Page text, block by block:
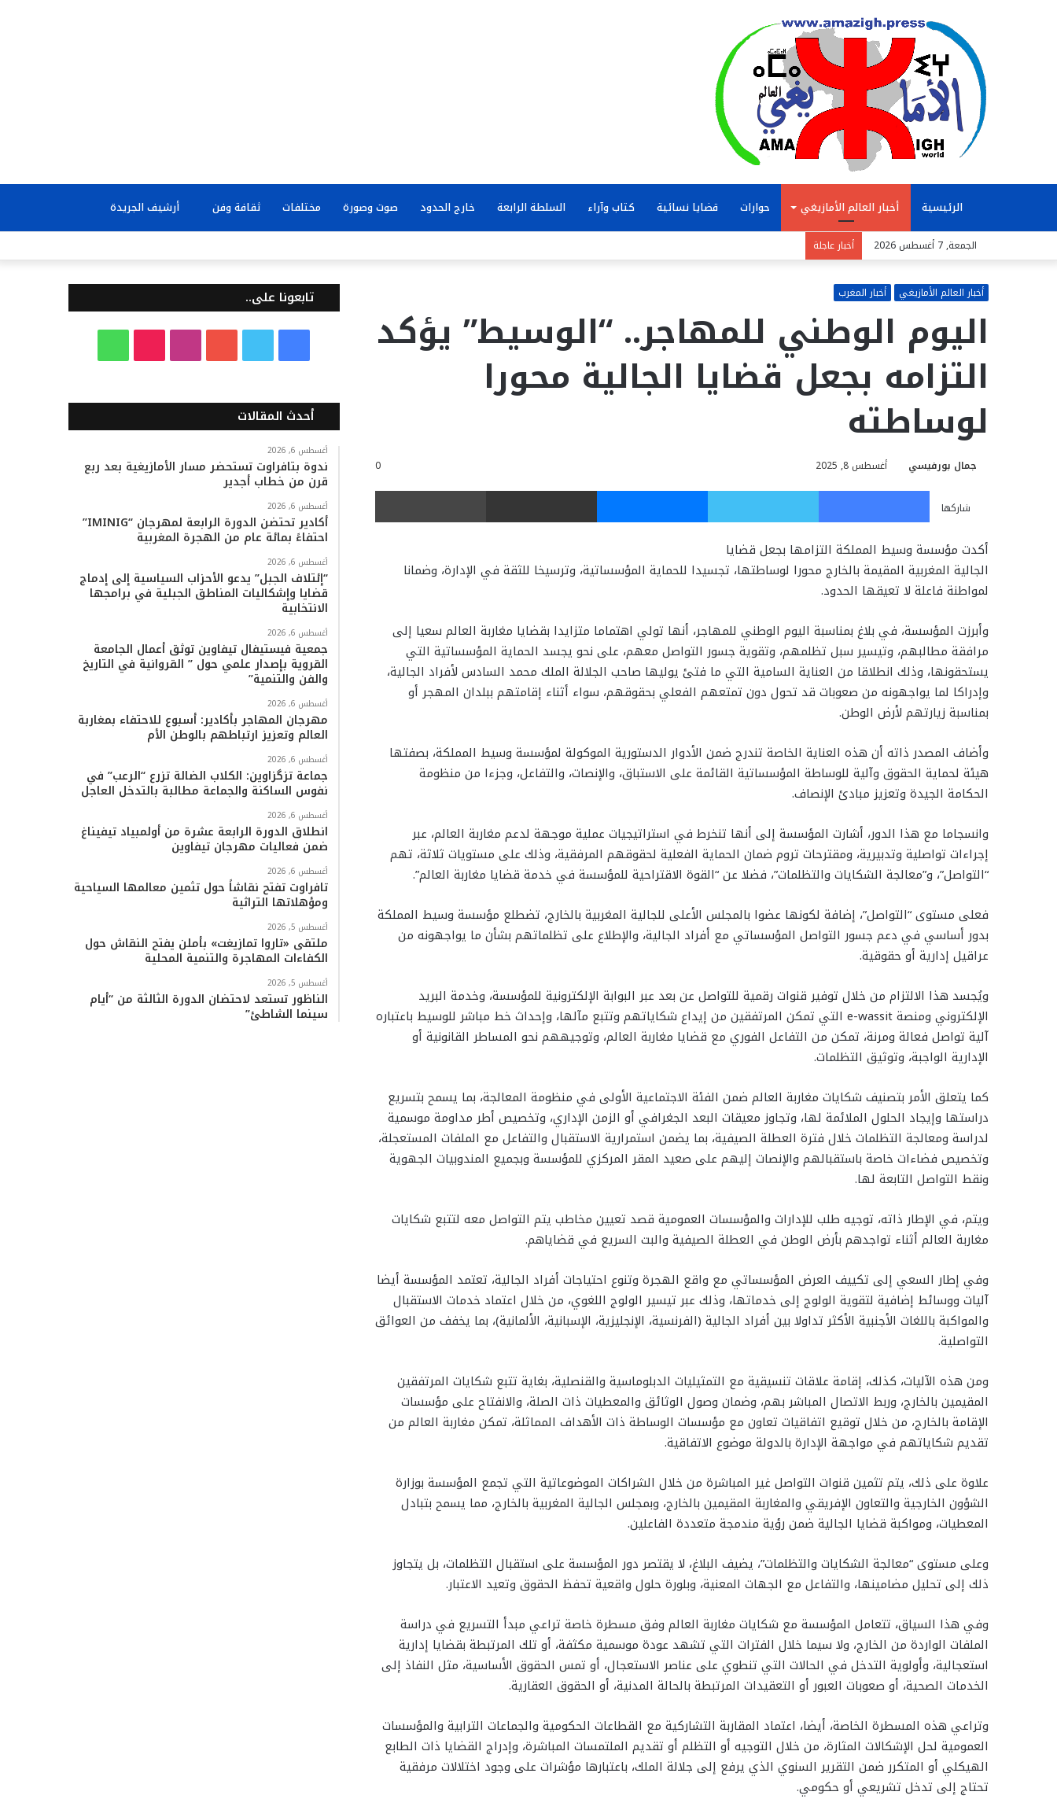
الرئيسية أخبار العالم الأمازيغي حوارات قضايا نسائية كتاب وآراء السلطة الرابعة خارج الحدود صوت وصورة مختلفات ثقافة وفن أرشيف الجريدة
عن
الجمعة, 7 أغسطس 2026 أخبار عاجلة
أخبار العالم الأمازيغي أخبار المغرب
اليوم الوطني للمهاجر.. “الوسيط” يؤكد
التزامه بجعل قضايا الجالية محورا
لوساطته
جمال بورفيسي أغسطس 8, 2025 0
شاركها
فيسبوك تويتر ماسنجر مشاركة عبر البريد
أكدت مؤسسة وسيط المملكة التزامها بجعل قضايا
الجالية المغربية المقيمة بالخارج محورا لوساطتها، تجسيدا للحماية المؤسساتية، وترسيخا للثقة في الإدارة، وضمانا
لمواطنة فاعلة لا تعيقها الحدود.
وأبرزت المؤسسة، في بلاغ بمناسبة اليوم الوطني للمهاجر، أنها تولي اهتماما متزايدا بقضايا مغاربة العالم سعيا إلى
مرافقة مطالبهم، وتيسير سبل تظلمهم، وتقوية جسور التواصل معهم، على نحو يجسد الحماية المؤسساتية التي
يستحقونها، وذلك انطلاقا من العناية السامية التي ما فتئ يوليها صاحب الجلالة الملك محمد السادس لأفراد الجالية،
وإدراكا لما يواجهونه من صعوبات قد تحول دون تمتعهم الفعلي بحقوقهم، سواء أثناء إقامتهم ببلدان المهجر أو
بمناسبة زيارتهم لأرض الوطن.
وأضاف المصدر ذاته أن هذه العناية الخاصة تندرج ضمن الأدوار الدستورية الموكولة لمؤسسة وسيط المملكة، بصفتها
هيئة لحماية الحقوق وآلية للوساطة المؤسساتية القائمة على الاستباق، والإنصات، والتفاعل، وجزءا من منظومة
الحكامة الجيدة وتعزيز مبادئ الإنصاف.
وانسجاما مع هذا الدور، أشارت المؤسسة إلى أنها تنخرط في استراتيجيات عملية موجهة لدعم مغاربة العالم، عبر
إجراءات تواصلية وتدبيرية، ومقترحات تروم ضمان الحماية الفعلية لحقوقهم المرفقية، وذلك على مستويات ثلاثة، تهم
“التواصل”، و”معالجة الشكايات والتظلمات”، فضلا عن “القوة الاقتراحية للمؤسسة في خدمة قضايا مغاربة العالم”.
فعلى مستوى “التواصل”، إضافة لكونها عضوا بالمجلس الأعلى للجالية المغربية بالخارج، تضطلع مؤسسة وسيط المملكة
بدور أساسي في دعم جسور التواصل المؤسساتي مع أفراد الجالية، والإطلاع على تظلماتهم بشأن ما يواجهونه من
عراقيل إدارية أو حقوقية.
ويُجسد هذا الالتزام من خلال توفير قنوات رقمية للتواصل عن بعد عبر البوابة الإلكترونية للمؤسسة، وخدمة البريد
الإلكتروني ومنصة e-wassit التي تمكن المرتفقين من إيداع شكاياتهم وتتبع مآلها، وإحداث خط مباشر للوسيط باعتباره
آلية تواصل فعالة ومرنة، تمكن من التفاعل الفوري مع قضايا مغاربة العالم، وتوجيههم نحو المساطر القانونية أو
الإدارية الواجبة، وتوثيق التظلمات.
كما يتعلق الأمر بتصنيف شكايات مغاربة العالم ضمن الفئة الاجتماعية الأولى في منظومة المعالجة، بما يسمح بتسريع
دراستها وإيجاد الحلول الملائمة لها، وتجاوز معيقات البعد الجغرافي أو الزمن الإداري، وتخصيص أطر مداومة موسمية
لدراسة ومعالجة التظلمات خلال فترة العطلة الصيفية، بما يضمن استمرارية الاستقبال والتفاعل مع الملفات المستعجلة،
وتخصيص فضاءات خاصة باستقبالهم والإنصات إليهم على صعيد المقر المركزي للمؤسسة وبجميع المندوبيات الجهوية
ونقط التواصل التابعة لها.
ويتم، في الإطار ذاته، توجيه طلب للإدارات والمؤسسات العمومية قصد تعيين مخاطب يتم التواصل معه لتتبع شكايات
مغاربة العالم أثناء تواجدهم بأرض الوطن في العطلة الصيفية والبت السريع في قضاياهم.
وفي إطار السعي إلى تكييف العرض المؤسساتي مع واقع الهجرة وتنوع احتياجات أفراد الجالية، تعتمد المؤسسة أيضا
آليات ووسائط إضافية لتقوية الولوج إلى خدماتها، وذلك عبر تيسير الولوج اللغوي، من خلال اعتماد خدمات الاستقبال
والمواكبة باللغات الأجنبية الأكثر تداولا بين أفراد الجالية (الفرنسية، الإنجليزية، الإسبانية، الألمانية)، بما يخفف من العوائق
التواصلية.
ومن هذه الآليات، كذلك، إقامة علاقات تنسيقية مع التمثيليات الدبلوماسية والقنصلية، بغاية تتبع شكايات المرتفقين
المقيمين بالخارج، وربط الاتصال المباشر بهم، وضمان وصول الوثائق والمعطيات ذات الصلة، والانفتاح على مؤسسات
الإقامة بالخارج، من خلال توقيع اتفاقيات تعاون مع مؤسسات الوساطة ذات الأهداف المماثلة، تمكن مغاربة العالم من
تقديم شكاياتهم في مواجهة الإدارة بالدولة موضوع الاتفاقية.
علاوة على ذلك، يتم تثمين قنوات التواصل غير المباشرة من خلال الشراكات الموضوعاتية التي تجمع المؤسسة بوزارة
الشؤون الخارجية والتعاون الإفريقي والمغاربة المقيمين بالخارج، وبمجلس الجالية المغربية بالخارج، مما يسمح بتبادل
المعطيات، ومواكبة قضايا الجالية ضمن رؤية مندمجة متعددة الفاعلين.
وعلى مستوى “معالجة الشكايات والتظلمات”، يضيف البلاغ، لا يقتصر دور المؤسسة على استقبال التظلمات، بل يتجاوز
ذلك إلى تحليل مضامينها، والتفاعل مع الجهات المعنية، وبلورة حلول واقعية تحفظ الحقوق وتعيد الاعتبار.
وفي هذا السياق، تتعامل المؤسسة مع شکايات مغاربة العالم وفق مسطرة خاصة تراعي مبدأ التسريع في دراسة
الملفات الواردة من الخارج، ولا سيما خلال الفترات التي تشهد عودة موسمية مكثفة، أو تلك المرتبطة بقضايا إدارية
استعجالية، وأولوية التدخل في الحالات التي تنطوي على عناصر الاستعجال، أو تمس الحقوق الأساسية، مثل النفاذ إلى
الخدمات الصحية، أو صعوبات العبور أو التعقيدات المرتبطة بالحالة المدنية، أو الحقوق العقارية.
وتراعي هذه المسطرة الخاصة، أيضا، اعتماد المقاربة التشاركية مع القطاعات الحكومية والجماعات الترابية والمؤسسات
العمومية لحل الإشكالات المثارة، من خلال التوجيه أو التظلم أو تقديم الملتمسات المباشرة، وإدراج القضايا ذات الطابع
الهيكلي أو المتكرر ضمن التقرير السنوي الذي يرفع إلى جلالة الملك، باعتبارها مؤشرات على وجود اختلالات مرفقية
تحتاج إلى تدخل تشريعي أو حكومي.
تابعونا على..
س
ب
و
ك
ي
ر
ت
و
س
ق
ا
k
o
ت
ا
أحدث المقالات
أغسطس 6, 2026
ندوة بتافراوت تستحضر مسار الأمازيغية بعد ربع
قرن من خطاب أجدير
أغسطس 6, 2026
أكادير تحتضن الدورة الرابعة لمهرجان “IMINIG”
احتفاءً بمائة عام من الهجرة المغربية
أغسطس 6, 2026
“إئتلاف الجبل” يدعو الأحزاب السياسية إلى إدماج
قضايا وإشكاليات المناطق الجبلية في برامجها
الانتخابية
أغسطس 6, 2026
جمعية فيستيفال تيفاوين توثق أعمال الجامعة
القروية بإصدار علمي حول ” القروانية في التاريخ
والفن والتنمية”
أغسطس 6, 2026
مهرجان المهاجر بأكادير: أسبوع للاحتفاء بمغاربة
العالم وتعزيز ارتباطهم بالوطن الأم
أغسطس 6, 2026
جماعة تزگزاوين: الكلاب الضالة تزرع “الرعب” في
نفوس الساكنة والجماعة مطالبة بالتدخل العاجل
أغسطس 6, 2026
انطلاق الدورة الرابعة عشرة من أولمبياد تيفيناغ
ضمن فعاليات مهرجان تيفاوين
أغسطس 6, 2026
تافراوت تفتح نقاشاً حول تثمين معالمها السياحية
ومؤهلاتها التراثية
أغسطس 5, 2026
ملتقى «تاروا تمازيغت» بأملن يفتح النقاش حول
الكفاءات المهاجرة والتنمية المحلية
أغسطس 5, 2026
الناظور تستعد لاحتضان الدورة الثالثة من “أيام
سينما الشاطئ”